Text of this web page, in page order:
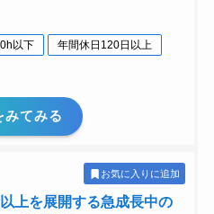
以下
年間休日120日以上
みてみる
お気に入りに追加
上を展開する急成長中の